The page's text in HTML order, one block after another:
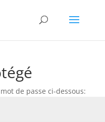
de passe ci-dessous: